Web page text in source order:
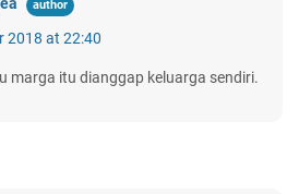
2018 at 22:40
marga itu dianggap keluarga sendiri.